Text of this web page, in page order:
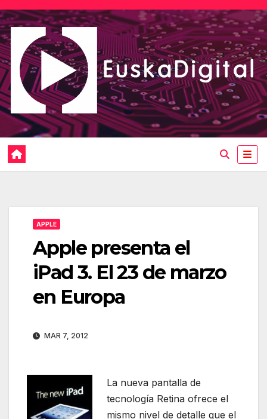
Saltar
al
contenido
APPLE
Apple presenta el
iPad 3. El 23 de marzo
en Europa
MAR 7, 2012
La nueva pantalla de
tecnología Retina ofrece el
mismo nivel de detalle que el